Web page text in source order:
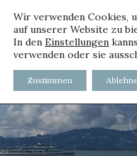
mit
Wir verwenden Cookies,
auf unserer Website zu
In den Einstellungen
verwenden oder sie
Zustimmen